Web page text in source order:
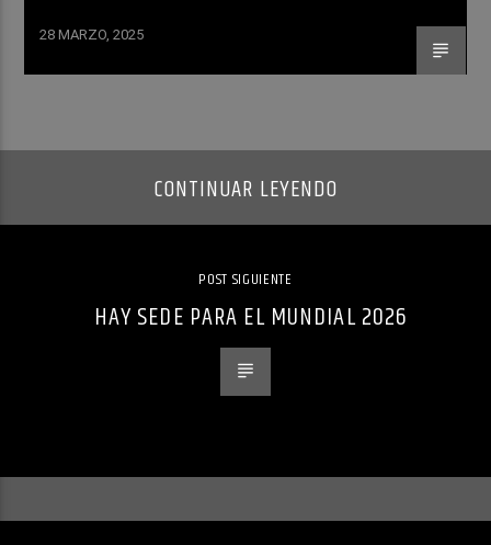
28 MARZO, 2025
CONTINUAR LEYENDO
POST SIGUIENTE
HAY SEDE PARA EL MUNDIAL 2026